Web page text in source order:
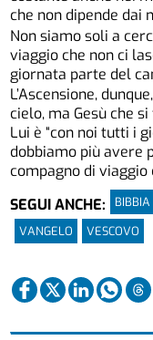
che non dipende
Non siamo soli a
viaggio che non ci
giornata parte del
L’Ascensione,
cielo, ma Gesù che
Lui è “con noi tutti i
dobbiamo più avere
compagno di viaggio
SEGUI ANCHE:
BIBBIA
VANGELO
VESCOVO